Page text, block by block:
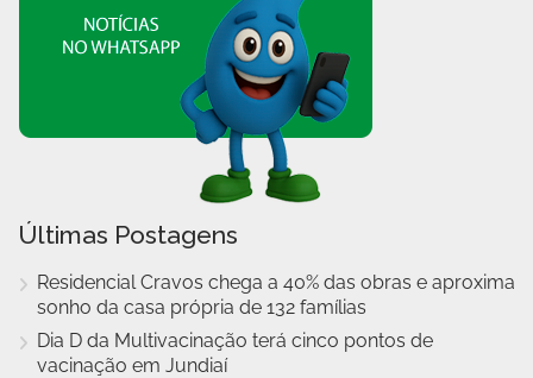
Últimas Postagens
Residencial Cravos chega a 40% das obras e aproxima
sonho da casa própria de 132 famílias
Dia D da Multivacinação terá cinco pontos de
vacinação em Jundiaí